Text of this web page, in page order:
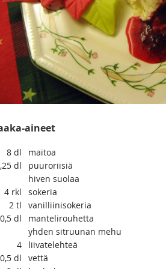
aineet
8 dl
maitoa
dl
puuroriisiä
hiven suolaa
4 rkl
sokeria
2 tl
vanilliinisokeria
0,5 dl
mantelirouhetta
yhden sitruunan mehu
4
liivatelehteä
0,5 dl
vettä